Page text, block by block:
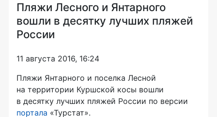
Пляжи Лесного и Янтарного
вошли в десятку лучших пляжей
России
11 августа 2016, 16:24
Пляжи Янтарного и поселка Лесной
на территории Куршской косы вошли
в десятку лучших пляжей России по версии
портала «Турстат».